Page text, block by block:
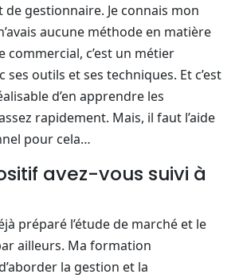
de gestionnaire. Je connais mon
aucune méthode en matière
commercial, c’est un métier
ses outils et ses techniques. Et c’est
d’en apprendre les
rapidement. Mais, il faut l’aide
pour cela…
avez-vous suivi à
préparé l’étude de marché et le
ailleurs. Ma formation
la gestion et la